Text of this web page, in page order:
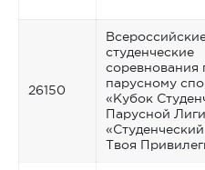
26150
студенческие
соревнования
парусному
«Кубок
Парусной
Твоя